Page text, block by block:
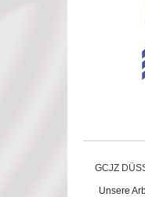
GCJZ
Unsere